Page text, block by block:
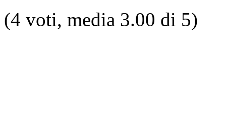
(4 voti, media 3.00 di 5)